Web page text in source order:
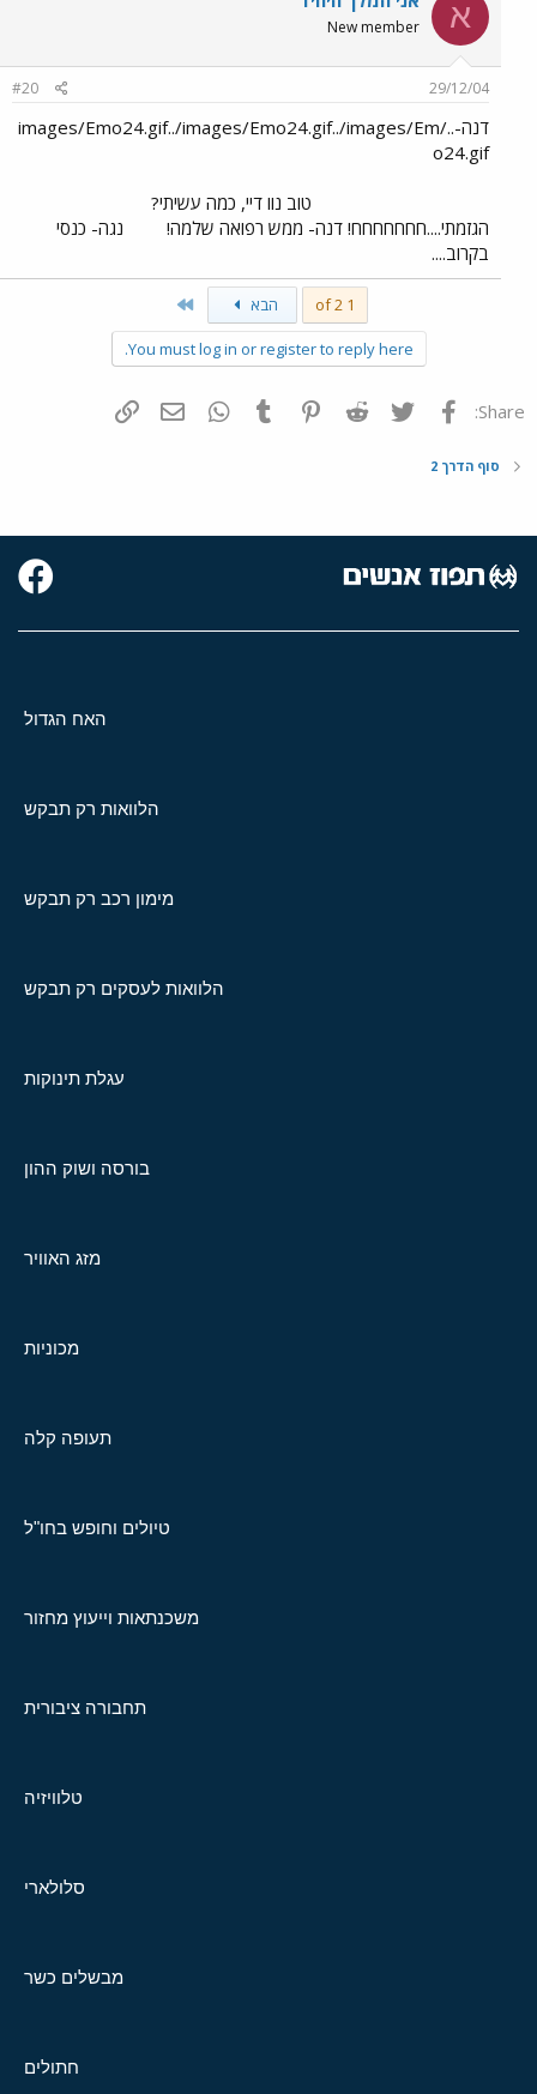
א New member
29/12/04
#20
דנה-../images/Emo24.gif../images/Emo24.gif../images/Em
o24.gif
טוב נוו דיי, כמה עשיתי?
הגזמתי....חחחחחחח! דנה- ממש רפואה שלמה!
נגה- כנסי
בקרוב....
1 of 2 הבא
You must log in or register to reply here.
Share: פייסבוק Twitter
Reddit
Pinterest
Tumblr
WhatsAppדואר אלקטרוני
סוף הדרך 2
האח הגדול
הלוואות רק תבקש
מימון רכב רק תבקש
הלוואות לעסקים רק תבקש
עגלת תינוקות
בורסה ושוק ההון
מזג האוויר
מכוניות
תעופה קלה
טיולים וחופש בחו"ל
משכנתאות וייעוץ מחזור
תחבורה ציבורית
טלוויזיה
סלולארי
מבשלים כשר
חתולים